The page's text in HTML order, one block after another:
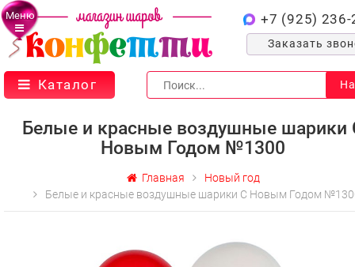
Меню +7 (925) 236-
Заказать
Каталог
Белые и красные воздушные шарики
Новым Годом №1300
Главная
Новый год
Белые и красные воздушные шарики С Новым Годом